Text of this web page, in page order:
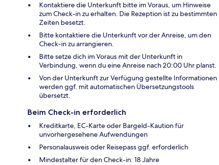
Kontaktiere die Unterkunft bitte im Voraus, um Hinweise
zum Check-in zu erhalten. Die Rezeption ist zu bestimmten
Zeiten besetzt.
Bitte kontaktiere die Unterkunft vor der Anreise, um den
Check-in zu arrangieren.
Bitte setze dich im Voraus mit der Unterkunft in
Verbindung, wenn du eine Anreise nach 20:00 Uhr planst.
Von der Unterkunft zur Verfügung gestellte Informationen
werden ggf. mit automatischen Übersetzungstools
übersetzt.
Beim Check-in erforderlich
Kreditkarte, EC-Karte oder Bargeld-Kaution für
unvorhergesehene Aufwendungen
Personalausweis oder Reisepass ggf. erforderlich
Mindestalter für den Check-in: 18 Jahre